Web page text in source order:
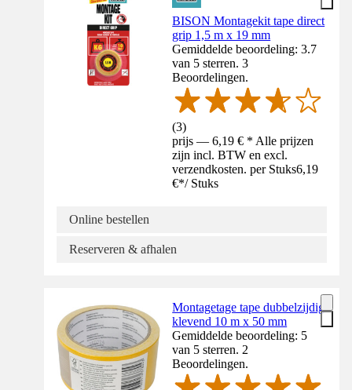
BISON Montagekit tape direct
grip 1,5 m x 19 mm
Gemiddelde beoordeling: 3.7
van 5 sterren. 3
Beoordelingen.
(3)
prijs — 6,19 € * Alle prijzen
zijn incl. BTW en excl.
verzendkosten. per Stuks6,19
€*/ Stuks
Online bestellen
Reserveren & afhalen
Montagetage tape dubbelzijdig
klevend 10 m x 50 mm
Gemiddelde beoordeling: 5
van 5 sterren. 2
Beoordelingen.